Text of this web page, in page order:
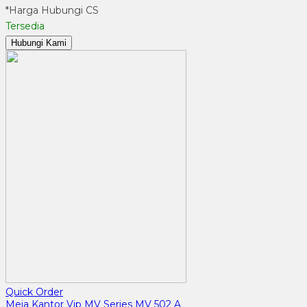
*Harga Hubungi CS
Tersedia
Hubungi Kami
Quick Order
Meja Kantor Vip MV Series MV 502 A